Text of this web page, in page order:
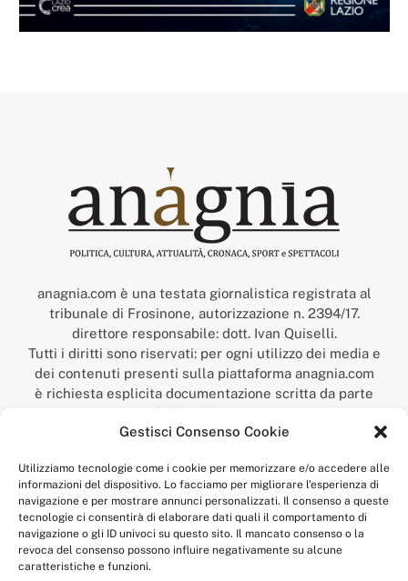
Gestisci Consenso Cookie
Utilizziamo tecnologie come i cookie per memorizzare e/o accedere alle
informazioni del dispositivo. Lo facciamo per migliorare l'esperienza di
navigazione e per mostrare annunci personalizzati. Il consenso a queste
tecnologie ci consentirà di elaborare dati quali il comportamento di
navigazione o gli ID univoci su questo sito. Il mancato consenso o la
revoca del consenso possono influire negativamente su alcune
caratteristiche e funzioni.
anagnia.com è una testata giornalistica registrata al
tribunale di Frosinone, autorizzazione n. 2394/17.
direttore responsabile: dott. Ivan Quiselli.
Tutti i diritti sono riservati: per ogni utilizzo dei media e
dei contenuti presenti sulla piattaforma anagnia.com
è richiesta esplicita documentazione scritta da parte
della redazione.
“Anagnia” è un marchio registrato presso l’Ufficio Italiano
Economico,
num. registrazione: 302017000014044 del 9 febbraio 2017.
Per contatti:redazione@anagnia.com